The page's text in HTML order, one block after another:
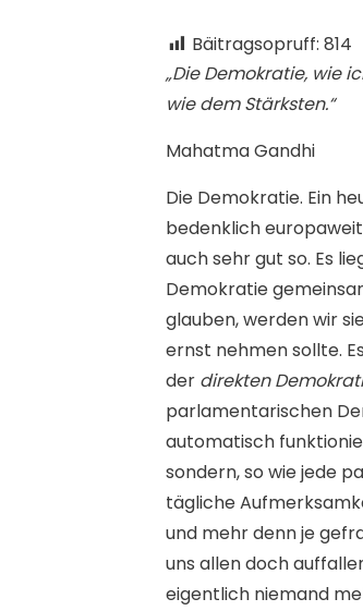
Bäitragsopruff: 814
„Die Demokratie, wie
wie dem Stärksten.“
Mahatma Gandhi
Die Demokratie. Ein
bedenklich
auch sehr gut so. Es
Demokratie
glauben, werden wir
ernst nehmen sollte.
der direkten
parlamentarischen
automatisch
sondern, so wie jede
tägliche
und mehr denn je
uns allen doch
eigentlich niemand